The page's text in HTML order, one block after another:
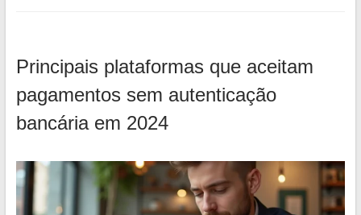
Principais plataformas que aceitam
pagamentos sem autenticação
bancária em 2024